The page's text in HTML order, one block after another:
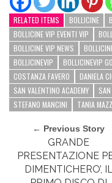
RELATED ITEMS BOLLICINE
BOLLICINE VIP EVENTI VIP
BOLLICINE VIP NEWS
BOLLICINEVIP
BOLLICINEVIP
COSTANZA FAVERO
DANIELA
SAN VALENTINO ACADEMY
STEFANO MANCINI
TANIA
← Previous Story
GRANDE
PRESENTAZIONE
DIMENTICHERO’,